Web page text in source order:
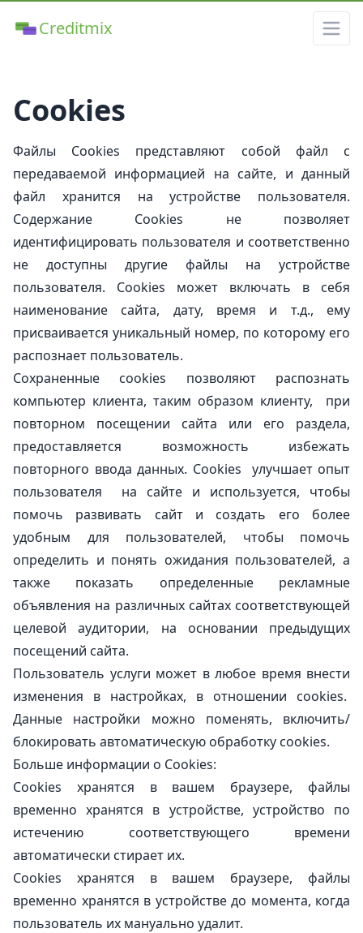
Creditmix
Cookies
Файлы Cookies представляют собой файл с
передаваемой информацией на сайте, и данный
файл хранится на устройстве пользователя.
Содержание Cookies не позволяет
идентифицировать пользователя и соответственно
не доступны другие файлы на устройстве
пользователя. Cookies может включать в себя
наименование сайта, дату, время и т.д., ему
присваивается уникальный номер, по которому его
распознает пользователь.
Сохраненные cookies позволяют распознать
компьютер клиента, таким образом клиенту, при
повторном посещении сайта или его раздела,
предоставляется возможность избежать
повторного ввода данных. Сookies улучшает опыт
пользователя на сайте и используется, чтобы
помочь развивать сайт и создать его более
удобным для пользователей, чтобы помочь
определить и понять ожидания пользователей, а
также показать определенные рекламные
объявления на различных сайтах соответствующей
целевой аудитории, на основании предыдущих
посещений сайта.
Пользователь услуги может в любое время внести
изменения в настройках, в отношении cookies.
Данные настройки можно поменять, включить/
блокировать автоматическую обработку cookies.
Больше информации о Cookies:
Cookies хранятся в вашем браузере, файлы
временно хранятся в устройстве, устройство по
истечению соответствующего времени
автоматически стирает их.
Cookies хранятся в вашем браузере, файлы
временно хранятся в устройстве до момента, когда
пользователь их мануально удалит.